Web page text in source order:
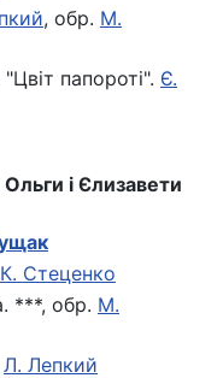
, обр. М.
папороті". Є.
і Єлизавети
К. Стеценко
***, обр. М.
Л. Лепкий